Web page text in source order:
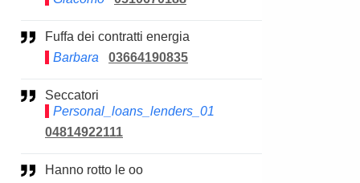
Fuffa dei contratti energia
Barbara
03664190835
Seccatori
Personal_loans_lenders_01
04814922111
Hanno rotto le oo